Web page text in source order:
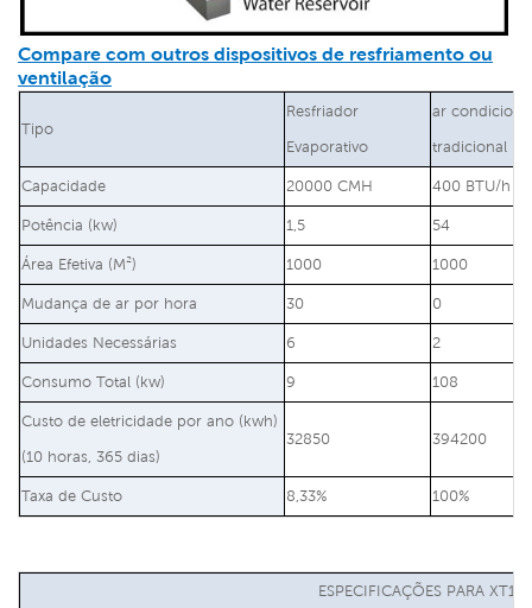
Compare com outros dispositivos de resfriamento ou
ventilação
Tipo
Resfriador
Evaporativo
ar
tradicional
Capacidade 20000 CMH 400 BTU/h
Potência (kw) 1,5 54
Área Efetiva (M²) 1000 1000
Mudança de ar por hora 30 0
Unidades Necessárias 6 2
Consumo Total (kw) 9 108
Custo de eletricidade por ano (kwh)
(10 horas, 365 dias)
32850 394200
Taxa de Custo 8,33% 100%
ESPECIFICAÇÕES PARA